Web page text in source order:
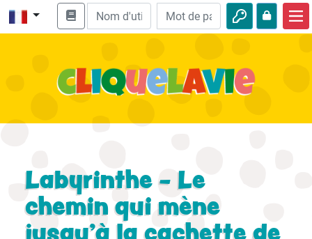
Enseignement biblique
Aventures
Labyrinthe - Le
chemin qui mène
jusqu’à la cachette de